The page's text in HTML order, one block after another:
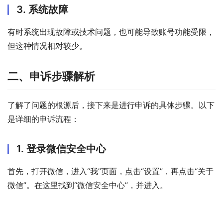
3. 系统故障
有时系统出现故障或技术问题，也可能导致账号功能受限，
但这种情况相对较少。
二、申诉步骤解析
了解了问题的根源后，接下来是进行申诉的具体步骤。以下
是详细的申诉流程：
1. 登录微信安全中心
首先，打开微信，进入“我”页面，点击“设置”，再点击“关于
微信”。在这里找到“微信安全中心”，并进入。